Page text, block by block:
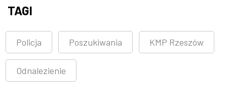
TAGI
Policja Poszukiwania KMP Rzeszów
Odnalezienie